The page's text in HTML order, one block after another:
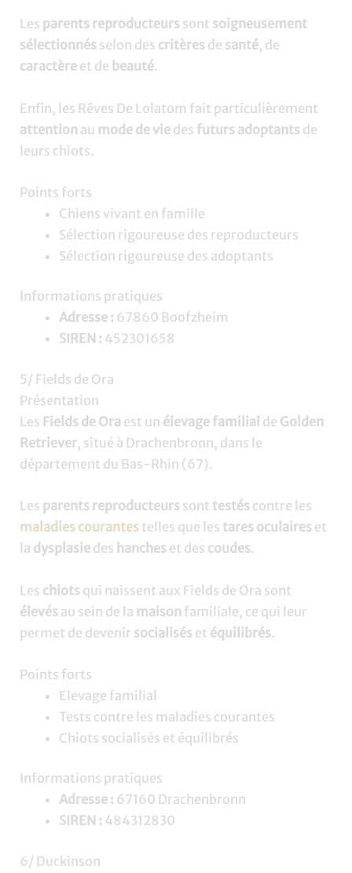
Les parents reproducteurs sont soigneusement
sélectionnés selon des critères de santé, de
caractère et de beauté.
Enfin, les Rêves De Lolatom fait particulièrement
attention au mode de vie des futurs adoptants de
leurs chiots.
Points forts
Chiens vivant en famille
Sélection rigoureuse des reproducteurs
Sélection rigoureuse des adoptants
Informations pratiques
Adresse : 67860 Boofzheim
SIREN : 452301658
5/ Fields de Ora
Présentation
Les Fields de Ora est un élevage familial de Golden
Retriever, situé à Drachenbronn, dans le
département du Bas-Rhin (67).
Les parents reproducteurs sont testés contre les
maladies courantes telles que les tares oculaires et
la dysplasie des hanches et des coudes.
Les chiots qui naissent aux Fields de Ora sont
élevés au sein de la maison familiale, ce qui leur
permet de devenir socialisés et équilibrés.
Points forts
Elevage familial
Tests contre les maladies courantes
Chiots socialisés et équilibrés
Informations pratiques
Adresse : 67160 Drachenbronn
SIREN : 484312830
6/ Duckinson